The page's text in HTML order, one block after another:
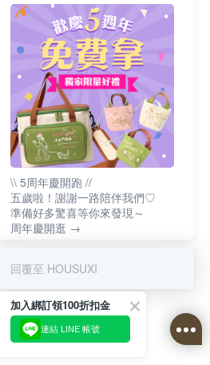
\\ 5周年慶開跑 //
五歲啦！謝謝一路陪伴我們♡
準備好多驚喜等你來發現～
周年慶開逛 →
回覆至 HOUSUXI
加入綁訂領100折扣金
連結 LINE 帳號